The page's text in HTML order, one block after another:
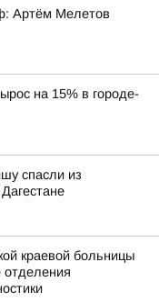
Артём Мелетов
на 15% в городе-
спасли из
краевой больницы
отделения